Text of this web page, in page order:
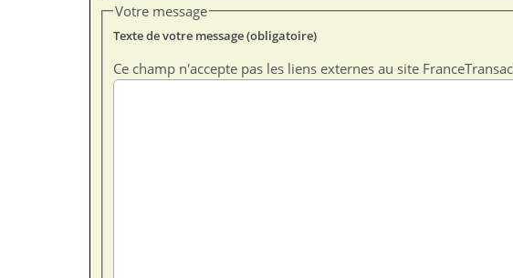
Votre message
Texte de votre message (obligatoire)
Ce champ n'accepte pas les liens externes au site